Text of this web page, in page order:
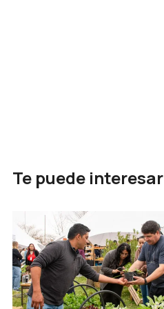
Te puede interesar